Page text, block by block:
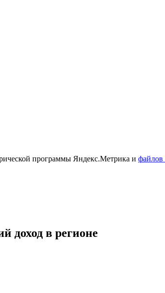
программы Яндекс.Метрика и файлов
доход в регионе